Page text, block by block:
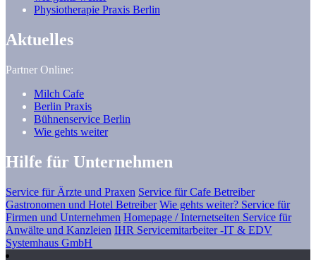
Physiotherapie Praxis Berlin
Aktuelles
Partner Online:
Milch Cafe
Berlin Praxis
Bühnenservice Berlin
Wie gehts weiter
Hilfe für Unternehmen
Service für Ärzte und Praxen Service für Cafe Betreiber
Gastronomen und Hotel Betreiber Wie gehts weiter? Service für
Firmen und Unternehmen Homepage / Internetseiten Service für
Anwälte und Kanzleien IHR Servicemitarbeiter -IT & EDV
Systemhaus GmbH